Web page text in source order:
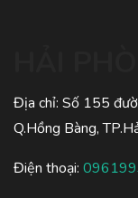
Địa chỉ: Số 155
Q.Hồng Bàng,
Điện thoại: